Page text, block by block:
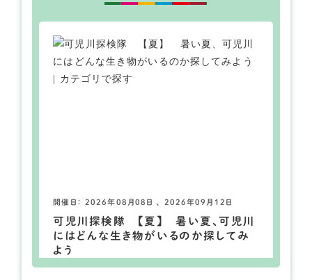
開催日： 2026年08月08日 、 2026年09月12日
可児川探検隊 【夏】 暑い夏、可児川
にはどんな生き物がいるのか探してみ
よう